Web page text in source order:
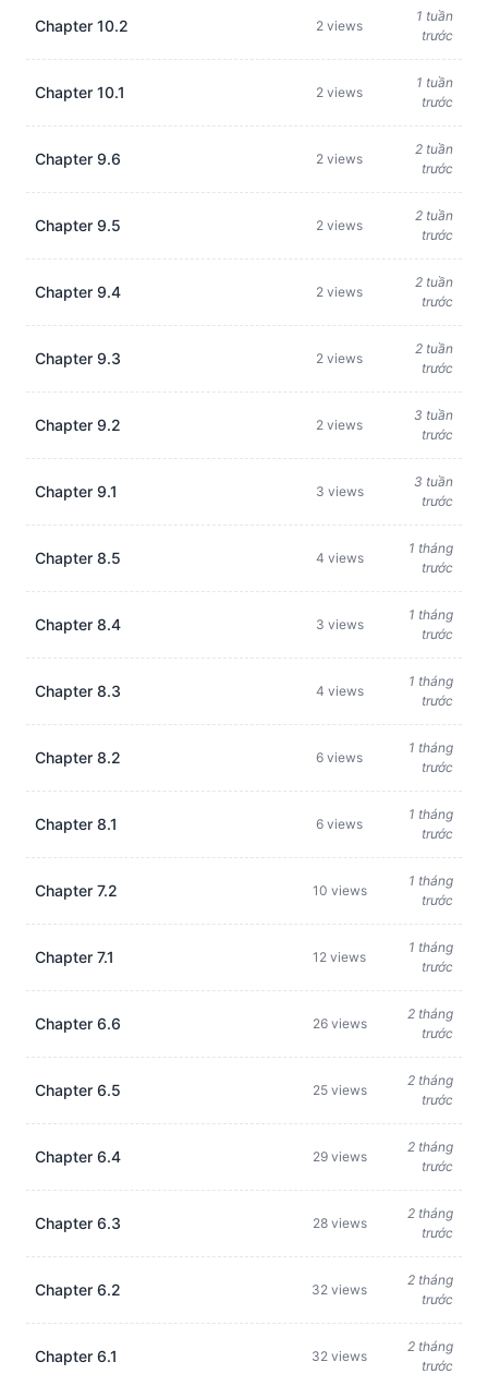
Chapter 10.2 2 views
1 tuần
trước
Chapter 10.1 2 views
1 tuần
trước
Chapter 9.6 2 views
2 tuần
trước
Chapter 9.5 2 views
2 tuần
trước
Chapter 9.4 2 views
2 tuần
trước
Chapter 9.3 2 views
2 tuần
trước
Chapter 9.2 2 views
3 tuần
trước
Chapter 9.1 3 views
3 tuần
trước
Chapter 8.5 4 views
1 tháng
trước
Chapter 8.4 3 views
1 tháng
trước
Chapter 8.3 4 views
1 tháng
trước
Chapter 8.2 6 views
1 tháng
trước
Chapter 8.1 6 views
1 tháng
trước
Chapter 7.2 10 views
1 tháng
trước
Chapter 7.1 12 views
1 tháng
trước
Chapter 6.6 26 views
2 tháng
trước
Chapter 6.5 25 views
2 tháng
trước
Chapter 6.4 29 views
2 tháng
trước
Chapter 6.3 28 views
2 tháng
trước
Chapter 6.2 32 views
2 tháng
trước
Chapter 6.1 32 views
2 tháng
trước